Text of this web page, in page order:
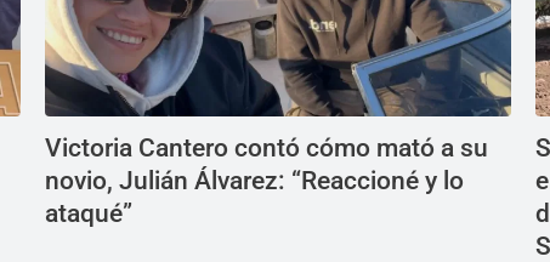
Victoria Cantero contó cómo mató a su
novio, Julián Álvarez: “Reaccioné y lo
ataqué”